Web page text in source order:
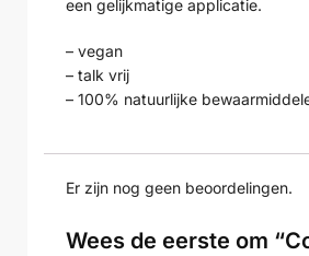
een gelijkmatige applicatie.
– vegan
– talk vrij
– 100% natuurlijke
Er zijn nog geen beoordelingen.
Wees de eerste om